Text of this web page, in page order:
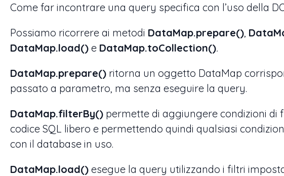
Come far incontrare una query specifica con l’uso della
Possiamo ricorrere ai metodi DataMap.prepare()
DataMap.load() e DataMap.toCollection().
DataMap.prepare() ritorna un oggetto DataMap
passato a parametro, ma senza eseguire la query.
DataMap.filterBy() permette di aggiungere condizioni di
codice SQL libero e permettendo quindi qualsiasi
con il database in uso.
DataMap.load() esegue la query utilizzando i filtri